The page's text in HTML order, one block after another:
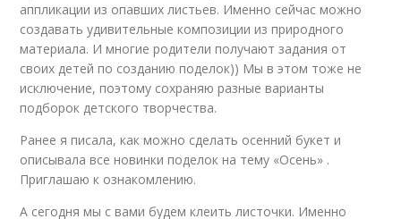
аппликации из опавших листьев. Именно сейчас можно
создавать удивительные композиции из природного
материала. И многие родители получают задания от
своих детей по созданию поделок)) Мы в этом тоже не
исключение, поэтому сохраняю разные варианты
подборок детского творчества.
Ранее я писала, как можно сделать осенний букет и
описывала все новинки поделок на тему «Осень» .
Приглашаю к ознакомлению.
А сегодня мы с вами будем клеить листочки. Именно